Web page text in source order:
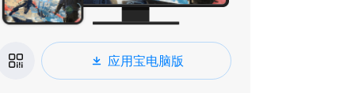
应用宝电脑版